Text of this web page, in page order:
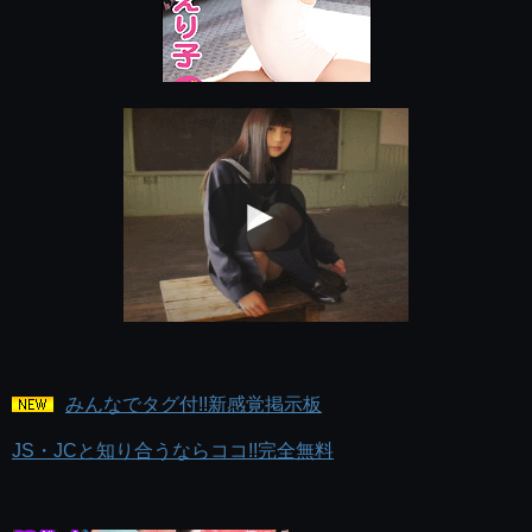
みんなでタグ付!!新感覚掲示板
JS・JCと知り合うならココ!!完全無料